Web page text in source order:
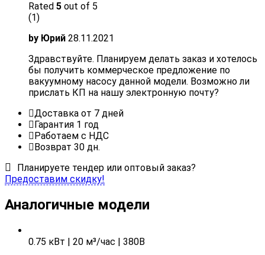
Rated 5 out of 5
(1)
by Юрий 28.11.2021
Здравствуйте. Планируем делать заказ и хотелось
бы получить коммерческое предложение по
вакуумному насосу данной модели. Возможно ли
прислать КП на нашу электронную почту?
Доставка от 7 дней
Гарантия 1 год
Работаем с НДС
Возврат 30 дн.
Планируете тендер или оптовый заказ?
Предоставим скидку!
Аналогичные модели
0.75 кВт | 20 м³/час | 380В